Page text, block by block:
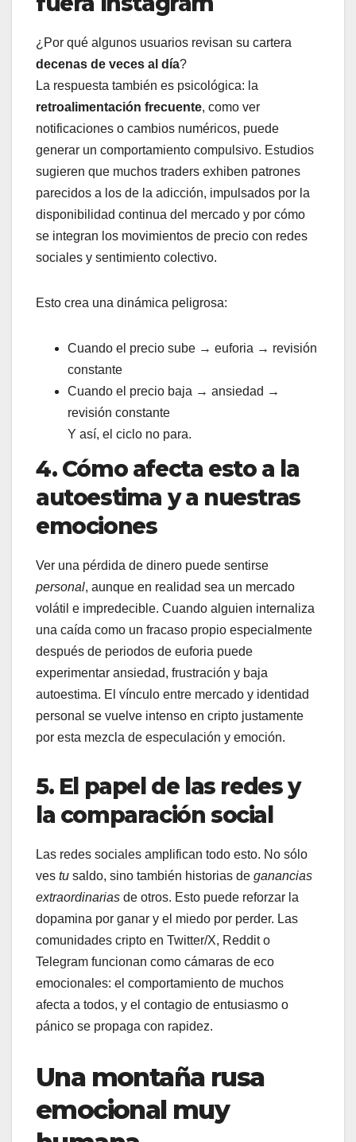
¿Por qué algunos usuarios revisan su cartera
decenas de veces al día?
La respuesta también es psicológica: la
retroalimentación frecuente, como ver
notificaciones o cambios numéricos, puede
generar un comportamiento compulsivo. Estudios
sugieren que muchos traders exhiben patrones
parecidos a los de la adicción, impulsados por la
disponibilidad continua del mercado y por cómo
se integran los movimientos de precio con redes
sociales y sentimiento colectivo.
Esto crea una dinámica peligrosa:
Cuando el precio sube → euforia → revisión
constante
Cuando el precio baja → ansiedad →
revisión constante
Y así, el ciclo no para.
4. Cómo afecta esto a la
autoestima y a nuestras
emociones
Ver una pérdida de dinero puede sentirse
personal, aunque en realidad sea un mercado
volátil e impredecible. Cuando alguien internaliza
una caída como un fracaso propio especialmente
después de periodos de euforia puede
experimentar ansiedad, frustración y baja
autoestima. El vínculo entre mercado y identidad
personal se vuelve intenso en cripto justamente
por esta mezcla de especulación y emoción.
5. El papel de las redes y
la comparación social
Las redes sociales amplifican todo esto. No sólo
ves tu saldo, sino también historias de ganancias
extraordinarias de otros. Esto puede reforzar la
dopamina por ganar y el miedo por perder. Las
comunidades cripto en Twitter/X, Reddit o
Telegram funcionan como cámaras de eco
emocionales: el comportamiento de muchos
afecta a todos, y el contagio de entusiasmo o
pánico se propaga con rapidez.
Una montaña rusa
emocional muy